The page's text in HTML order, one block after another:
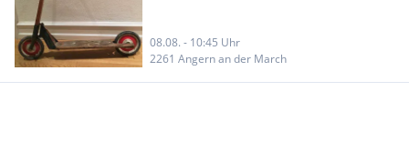
08.08. - 10:45 Uhr
2261 Angern an der March